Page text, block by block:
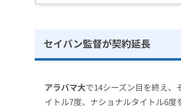
セイバン監督が契約延長
アラバマ大で14シーズン目を終え、
イトル7度、ナショナルタイトル6度